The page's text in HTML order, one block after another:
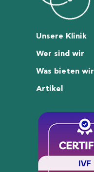
Unsere Klinik
Wer sind wir
Was bieten wir
Artikel